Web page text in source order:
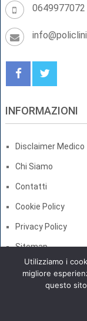
0649977072
INFORMAZIONI
Disclaimer Medico
Chi Siamo
Contatti
Cookie Policy
Privacy Policy
Sitemap
PoliclinicoNews - I
Utilizziamo i
migliore
questo